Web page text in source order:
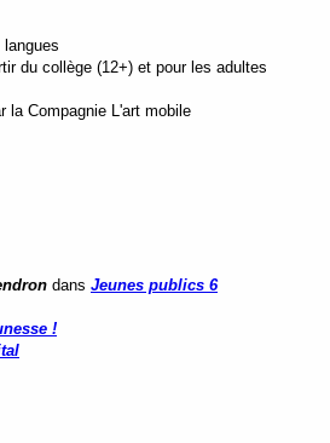
du collège (12+) et pour les adultes
la Compagnie L'art mobile
dans Jeunes publics 6
!